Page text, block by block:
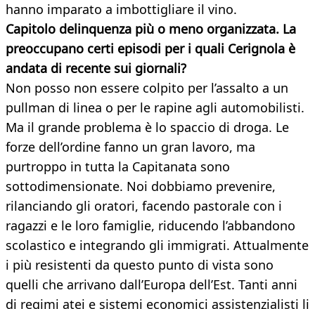
hanno imparato a imbottigliare il vino.
Capitolo delinquenza più o meno organizzata. La
preoccupano certi episodi per i quali Cerignola è
andata di recente sui giornali?
Non posso non essere colpito per l’assalto a un
pullman di linea o per le rapine agli automobilisti.
Ma il grande problema è lo spaccio di droga. Le
forze dell’ordine fanno un gran lavoro, ma
purtroppo in tutta la Capitanata sono
sottodimensionate. Noi dobbiamo prevenire,
rilanciando gli oratori, facendo pastorale con i
ragazzi e le loro famiglie, riducendo l’abbandono
scolastico e integrando gli immigrati. Attualmente
i più resistenti da questo punto di vista sono
quelli che arrivano dall’Europa dell’Est. Tanti anni
di regimi atei e sistemi economici assistenzialisti li